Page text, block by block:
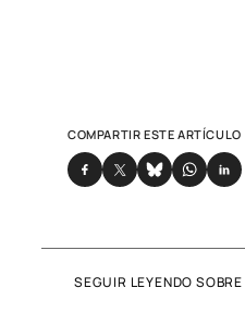
COMPARTIR ESTE ARTÍCULO
SEGUIR LEYENDO SOBRE